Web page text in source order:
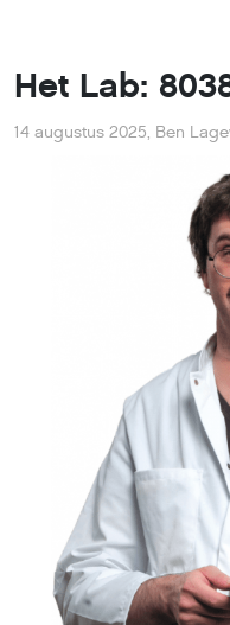
Het Lab:
14 augustus 2025, Ben